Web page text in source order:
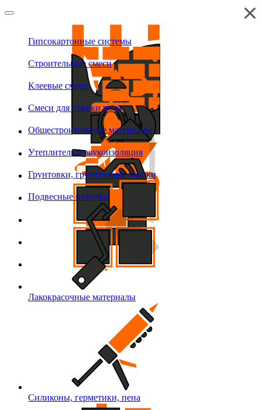
Гипсокартонные системы
Строительные смеси
Клеевые смеси
Смеси для стяжки пола
Общестроительные материалы
Утеплитель и звукоизоляция
Грунтовки, грунтующие краски
Подвесные потолки
Лакокрасочные материалы
Силиконы, герметики, пена